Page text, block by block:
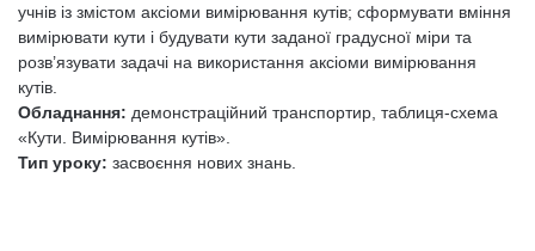
учнів із змістом аксіоми вимірювання кутів; сформувати вміння
вимірювати кути і будувати кути заданої градусної міри та
розв’язувати задачі на використання аксіоми вимірювання
кутів.
Обладнання: демонстраційний транспортир, таблиця-схема
«Кути. Вимірювання кутів».
Тип уроку: засвоєння нових знань.